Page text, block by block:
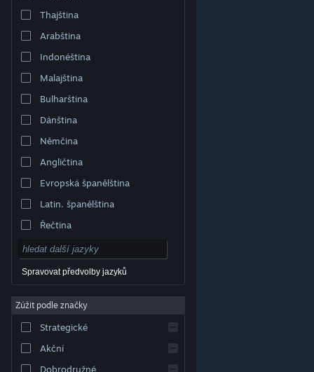
Desktopová verze stránky
© Valve Corporation. Všechna práva vyhrazena.
příslušných subjektů v USA a dalších zemích.
Smlouva o užívání služby Steam
Cookies
Thajština
Arabština
Indonéština
Malajština
Bulharština
Dánština
Němčina
Angličtina
Evropská španělština
Latin. španělština
Řečtina
Spravovat předvolby jazyků
Zúžit podle značky
Strategické
Akční
Dobrodružné